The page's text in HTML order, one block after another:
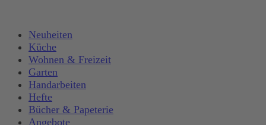
Neuheiten
Küche
Wohnen & Freizeit
Garten
Handarbeiten
Hefte
Bücher & Papeterie
Angebote